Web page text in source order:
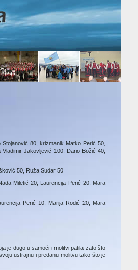
80, krizmanik Matko Perić 50,
Jakovljević 100, Dario Božić 40,
50, Ruža Sudar 50
Miletić 20, Laurencija Perić 20, Mara
Perić 10, Marija Rodić 20, Mara
je dugo u samoći i molitvi patila zato što
ustrajnu i predanu molitvu tako što je